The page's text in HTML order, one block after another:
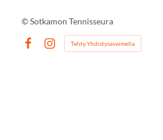
©Sotkamon Tennisseura
Instagram
Tehty Yhdistysavaimella